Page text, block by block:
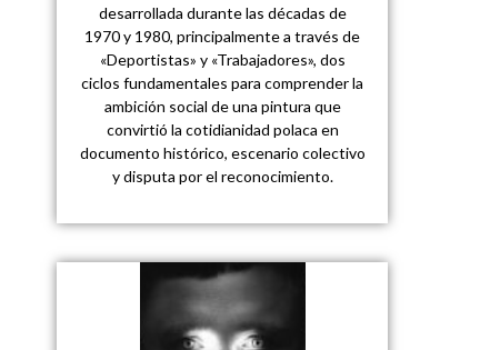
desarrollada durante las décadas de
1970 y 1980, principalmente a través de
«Deportistas» y «Trabajadores», dos
ciclos fundamentales para comprender la
ambición social de una pintura que
convirtió la cotidianidad polaca en
documento histórico, escenario colectivo
y disputa por el reconocimiento.